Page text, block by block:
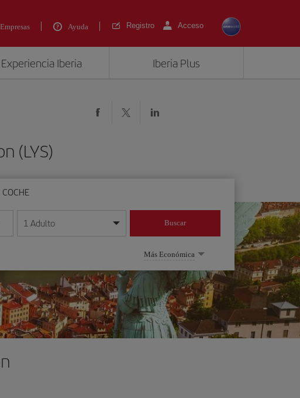
Empresas Ayuda Registro Acceso
Experiencia Iberia Iberia Plus
(LYS)
COCHE
formato día/mes/año
1 Adulto Buscar
Más Económica